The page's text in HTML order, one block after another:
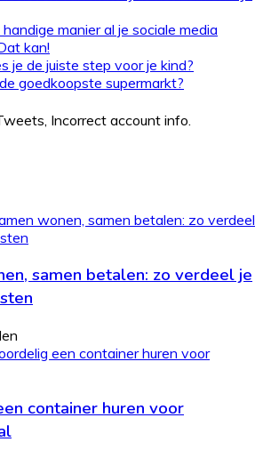
Incorrect account info.
samen betalen: zo verdeel je
container huren voor